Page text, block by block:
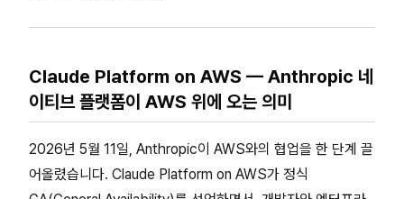
Claude Platform on AWS — Anthropic 네
이티브 플랫폼이 AWS 위에 오는 의미
2026년 5월 11일, Anthropic이 AWS와의 협업을 한 단계 끌
어올렸습니다. Claude Platform on AWS가 정식